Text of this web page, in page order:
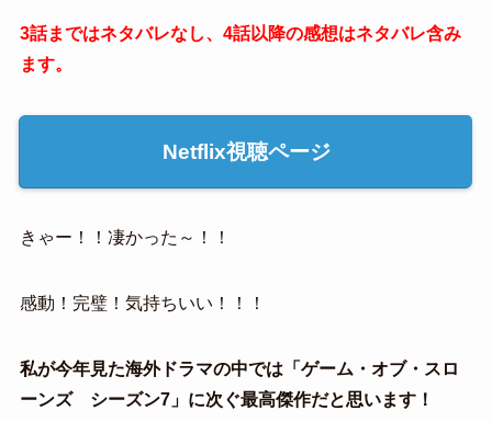
3話まではネタバレなし、4話以降の感想はネタバレ含み
ます。
Netflix視聴ページ
きゃー！！凄かった～！！
感動！完璧！気持ちいい！！！
私が今年見た海外ドラマの中では「ゲーム・オブ・スロ
ーンズ シーズン7」に次ぐ最高傑作だと思います！